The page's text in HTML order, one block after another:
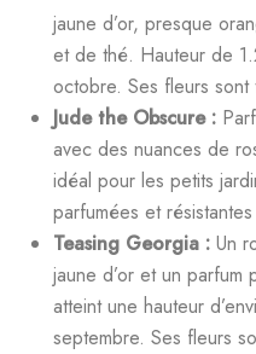
jaune d’or, presque
et de thé. Hauteur de
octobre. Ses fleurs
Jude the Obscure :
avec des nuances de
idéal pour les petits
parfumées et
Teasing Georgia : Un
jaune d’or et un parfum
atteint une hauteur
septembre. Ses fleurs